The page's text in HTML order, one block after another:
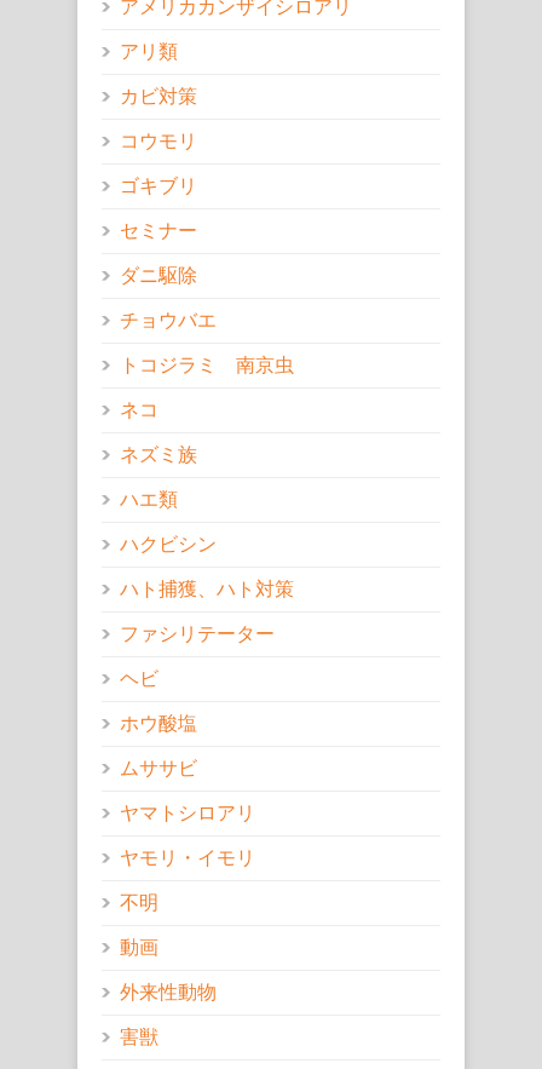
アメリカカンザイシロアリ
アリ類
カビ対策
コウモリ
ゴキブリ
セミナー
ダニ駆除
チョウバエ
トコジラミ 南京虫
ネコ
ネズミ族
ハエ類
ハクビシン
ハト捕獲、ハト対策
ファシリテーター
ヘビ
ホウ酸塩
ムササビ
ヤマトシロアリ
ヤモリ・イモリ
不明
動画
外来性動物
害獣